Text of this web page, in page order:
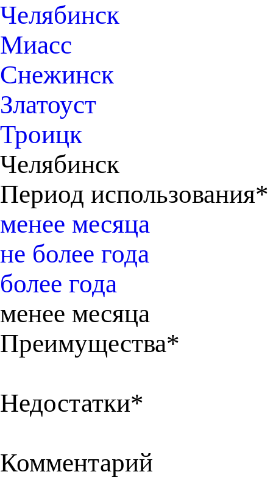
Челябинск
Миасс
Снежинск
Златоуст
Троицк
Челябинск
Период использования*
менее месяца
не более года
более года
менее месяца
Преимущества*
Недостатки*
Комментарий